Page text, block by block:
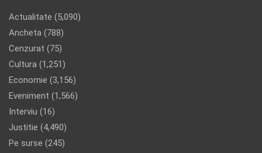
Actualitate (5,090)
Ancheta (788)
Cenzurat (75)
Cultura (1,251)
Economie (3,156)
Eveniment (1,566)
Interviu (16)
Justitie (4,490)
Pe surse (245)